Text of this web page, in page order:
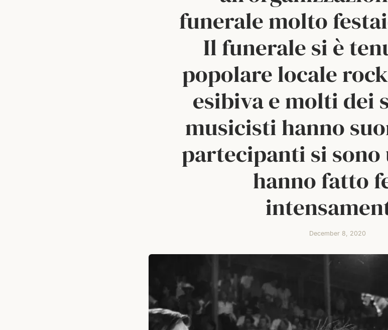
funerale molto
Il funerale si è
popolare locale
esibiva e molti dei
musicisti hanno
partecipanti si
hanno fatto
December 8, 2020